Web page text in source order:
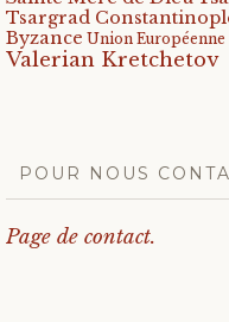
Tsargrad
Byzance Union Européenne
Valerian Kretchetov
POUR NOUS
Page de contact.